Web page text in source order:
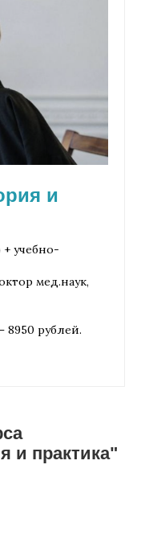
и
+ учебно-
мед.наук,
– 8950 рублей.
и практика"